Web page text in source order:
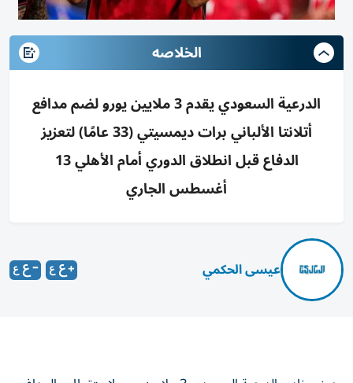
الخلاصه
الدرعية السعودي يقدم 3 ملايين يورو لضم مدافع
أتلانتا الألباني برات ديمسيتي (33 عامًا) لتعزيز
الدفاع قبل انطلاق الدوري أمام الأهلي 13
أغسطس الجاري
عيسى الحكمي